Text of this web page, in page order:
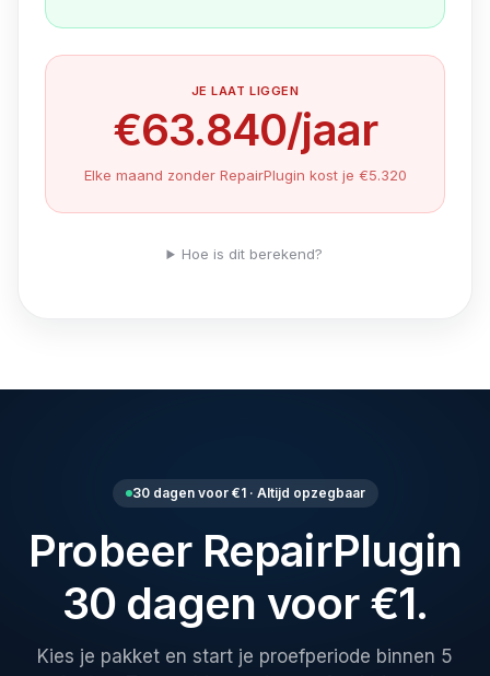
JE LAAT LIGGEN
€63.840/jaar
Elke maand zonder RepairPlugin kost je €5.320
Hoe is dit berekend?
30 dagen voor €1 · Altijd opzegbaar
Probeer RepairPlugin
30 dagen voor €1.
Kies je pakket en start je proefperiode binnen 5